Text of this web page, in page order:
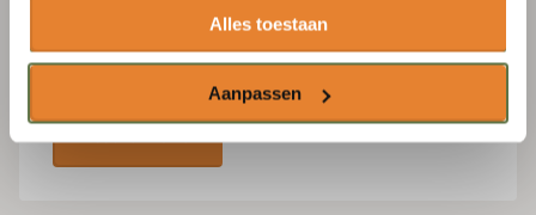
Alles toestaan
Aanpassen
Passion pour les chevaux et alimentation
responsable